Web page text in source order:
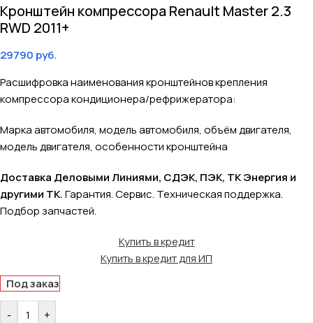
Кронштейн компрессора Renault Master 2.3
RWD 2011+
29790 руб.
Расшифровка наименования кронштейнов крепления
компрессора кондиционера/рефрижератора:
Марка автомобиля, модель автомобиля, объём двигателя,
модель двигателя, особенности кронштейна
Доставка Деловыми Линиями, СДЭК, ПЭК, ТК Энергия и
другими ТК.Гарантия. Сервис. Техническая поддержка.
Подбор запчастей.
Купить в кредит
Купить в кредит для ИП
Под заказ
-
+